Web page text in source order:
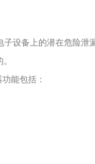
设备上的潜在危险
能包括：